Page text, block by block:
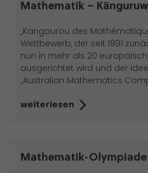
Mathematik –
„Kangourou des
Wettbewerb, der seit 1991
nun in mehr als 20
ausgerichtet wird und der
„Australian Mathematics
weiterlesen
Mathematik-Olympiade